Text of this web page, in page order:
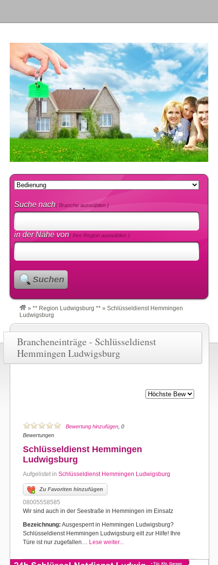
Suche nach( Branche auswählen )
in der Nähe von( Ihre Region auswählen )
Suchen
» ** Region Ludwigsburg ** » Schlüsseldienst Hemmingen
Ludwigsburg
Brancheneinträge - Schlüsseldienst
Hemmingen Ludwigsburg
Bewertung hinzufügen , 0
Bewertungen
Schlüsseldienst Hemmingen
Ludwigsburg
Aufgelistet in Schlüsseldienst Hemmingen Ludwigsburg
Zu Favoriten hinzufügen
08005558585
Wir sind auch in der Seestraße in Hemmingen im Einsatz
Bezeichnung: Ausgesperrt in Hemmingen Ludwigsburg?
Schlüsseldienst Hemmingen Ludwigsburg eilt zur Hilfe! Ihre
Türe ist nur zugefallen… Lese weiter...